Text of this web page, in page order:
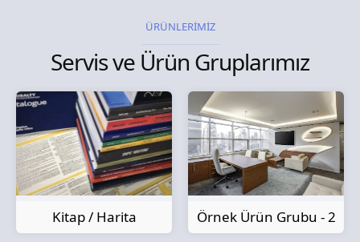
ÜRÜNLERİMİZ
Servis ve Ürün Gruplarımız
Kitap / Harita Örnek Ürün Grubu - 2